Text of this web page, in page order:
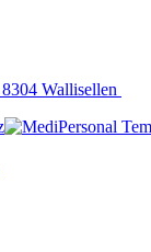
Wallisellen